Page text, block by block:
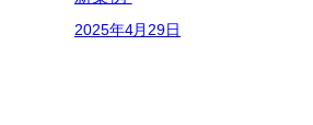
2025年4月29日